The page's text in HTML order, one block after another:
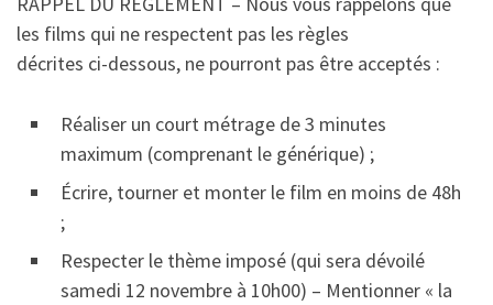
les films qui ne respectent pas les règles
décrites ci-dessous, ne pourront pas être acceptés :
Réaliser un court métrage de 3 minutes
maximum (comprenant le générique) ;
Écrire, tourner et monter le film en moins de 48h
;
Respecter le thème imposé (qui sera dévoilé
samedi 12 novembre à 10h00) – Mentionner « la